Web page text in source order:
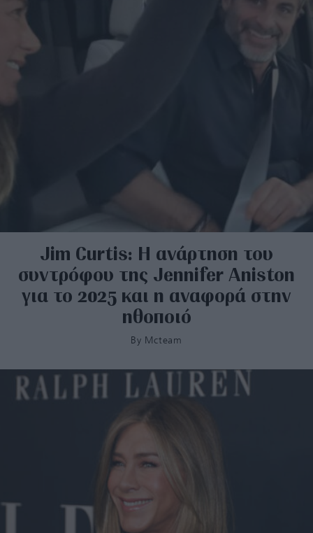
Jim Curtis: Η ανάρτηση του
συντρόφου της Jennifer Aniston
για το 2025 και η αναφορά στην
ηθοποιό
By Mcteam